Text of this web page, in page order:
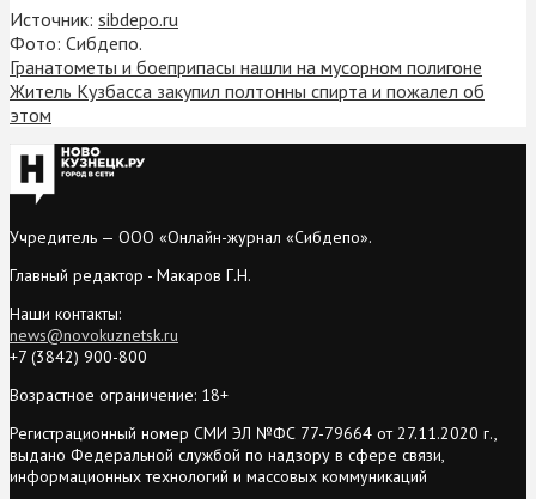
Источник: sibdepo.ru
Фото: Сибдепо.
Гранатометы и боеприпасы нашли на мусорном полигоне
Житель Кузбасса закупил полтонны спирта и пожалел об
этом
Учредитель — ООО «Онлайн-журнал «Сибдепо».
Главный редактор - Макаров Г.Н.
Наши контакты:
news@novokuznetsk.ru
+7 (3842) 900-800
Возрастное ограничение: 18+
Регистрационный номер СМИ ЭЛ №ФС 77-79664 от 27.11.2020 г.,
выдано Федеральной службой по надзору в сфере связи,
информационных технологий и массовых коммуникаций